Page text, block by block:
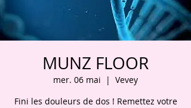
MUNZ FLOOR
mer. 06 mai
  |
Vevey
Fini les douleurs de dos ! Remettez votre